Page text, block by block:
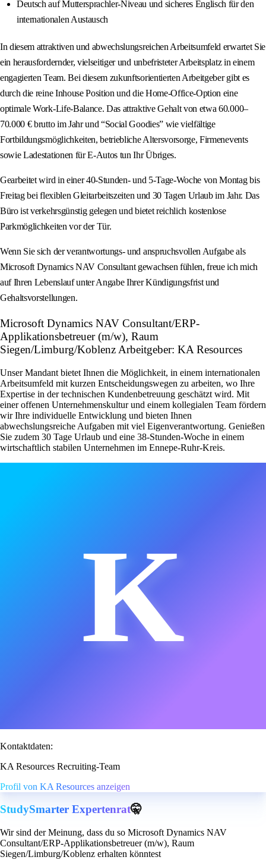
Deutsch auf Muttersprachler‑Niveau und sicheres Englisch für den
internationalen Austausch
In diesem attraktiven und abwechslungsreichen Arbeitsumfeld erwartet Sie
ein herausfordernder, vielseitiger und unbefristeter Arbeitsplatz in einem
engagierten Team. Bei diesem zukunftsorientierten Arbeitgeber gibt es
durch die reine Inhouse Position und die Home‑Office‑Option eine
optimale Work‑Life‑Balance. Das attraktive Gehalt von etwa 60.000–
70.000 € brutto im Jahr und “Social Goodies” wie vielfältige
Fortbildungsmöglichkeiten, betriebliche Altersvorsorge, Firmenevents
sowie Ladestationen für E‑Autos tun Ihr Übriges.
Gearbeitet wird in einer 40‑Stunden‑ und 5‑Tage‑Woche von Montag bis
Freitag bei flexiblen Gleitarbeitszeiten und 30 Tagen Urlaub im Jahr. Das
Büro ist verkehrsgünstig gelegen und bietet reichlich kostenlose
Parkmöglichkeiten vor der Tür.
Wenn Sie sich der verantwortungs- und anspruchsvollen Aufgabe als
Microsoft Dynamics NAV Consultant gewachsen fühlen, freue ich mich
auf Ihren Lebenslauf unter Angabe Ihrer Kündigungsfrist und
Gehaltsvorstellungen.
Microsoft Dynamics NAV Consultant/ERP-
Applikationsbetreuer (m/w), Raum
Siegen/Limburg/Koblenz Arbeitgeber: KA Resources
Unser Mandant bietet Ihnen die Möglichkeit, in einem internationalen
Arbeitsumfeld mit kurzen Entscheidungswegen zu arbeiten, wo Ihre
Expertise in der technischen Kundenbetreuung geschätzt wird. Mit
einer offenen Unternehmenskultur und einem kollegialen Team fördern
wir Ihre individuelle Entwicklung und bieten Ihnen
abwechslungsreiche Aufgaben mit viel Eigenverantwortung. Genießen
Sie zudem 30 Tage Urlaub und eine 38-Stunden-Woche in einem
wirtschaftlich stabilen Unternehmen im Ennepe-Ruhr-Kreis.
K
Kontaktdaten:
KA Resources Recruiting-Team
Profil von KA Resources anzeigen
StudySmarter Expertenrat🤫
Wir sind der Meinung, dass du so Microsoft Dynamics NAV
Consultant/ERP-Applikationsbetreuer (m/w), Raum
Siegen/Limburg/Koblenz erhalten könntest